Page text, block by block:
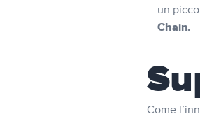
un
Chain.
Come